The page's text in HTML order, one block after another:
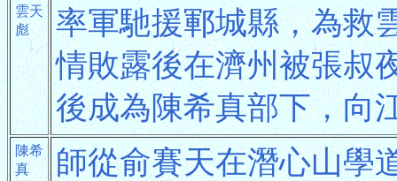
雲天
彪
率軍馳援鄆城縣，為救
情敗露後在濟州被張叔
後成為陳希真部下，向
陳希
真
師從俞賽天在潛心山學